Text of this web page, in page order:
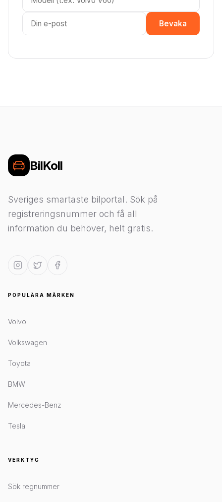
Bevaka
BilKoll
Sveriges smartaste bilportal. Sök på
registreringsnummer och få all
information du behöver, helt gratis.
POPULÄRA MÄRKEN
Volvo
Volkswagen
Toyota
BMW
Mercedes-Benz
Tesla
VERKTYG
Sök regnummer